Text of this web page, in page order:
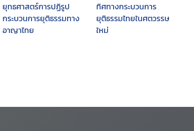
ยุทธศาสตร์การปฏิรูป
กระบวนการยุติธรรมทาง
อาญาไทย
ทิศทางกระบวนการ
ยุติธรรมไทยในศตวรรษ
ใหม่